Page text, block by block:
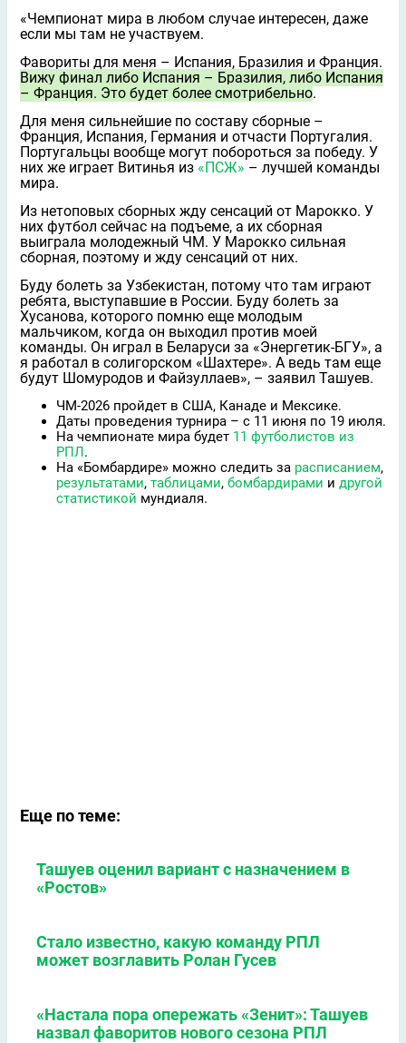
«Чемпионат мира в любом случае интересен, даже
если мы там не участвуем.
Фавориты для меня – Испания, Бразилия и Франция.
Вижу финал либо Испания – Бразилия, либо Испания
– Франция. Это будет более смотрибельно.
Для меня сильнейшие по составу сборные –
Франция, Испания, Германия и отчасти Португалия.
Португальцы вообще могут побороться за победу. У
них же играет Витинья из «ПСЖ» – лучшей команды
мира.
Из нетоповых сборных жду сенсаций от Марокко. У
них футбол сейчас на подъеме, а их сборная
выиграла молодежный ЧМ. У Марокко сильная
сборная, поэтому и жду сенсаций от них.
Буду болеть за Узбекистан, потому что там играют
ребята, выступавшие в России. Буду болеть за
Хусанова, которого помню еще молодым
мальчиком, когда он выходил против моей
команды. Он играл в Беларуси за «Энергетик-БГУ», а
я работал в солигорском «Шахтере». А ведь там еще
будут Шомуродов и Файзуллаев», – заявил Ташуев.
ЧМ-2026 пройдет в США, Канаде и Мексике.
Даты проведения турнира – с 11 июня по 19 июля.
На чемпионате мира будет 11 футболистов из
РПЛ.
На «Бомбардире» можно следить за расписанием,
результатами, таблицами, бомбардирами и другой
статистикой мундиаля.
Еще по теме:
Ташуев оценил вариант с назначением в
«Ростов»
Стало известно, какую команду РПЛ
может возглавить Ролан Гусев
«Настала пора опережать «Зенит»: Ташуев
назвал фаворитов нового сезона РПЛ